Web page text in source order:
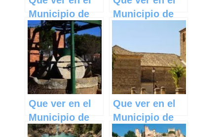
Municipio de
Valdemanco
del Esteras en
Castilla La
Mancha
Municipio de
La Mancha
Que ver en el
Municipio de
Motilla del
Que ver en el
Municipio de
Barchín del